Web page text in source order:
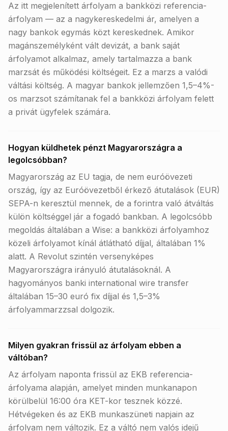
Az itt megjelenített árfolyam a bankközi referencia-
árfolyam — az a nagykereskedelmi ár, amelyen a
nagy bankok egymás közt kereskednek. Amikor
magánszemélyként vált devizát, a bank saját
árfolyamot alkalmaz, amely tartalmazza a bank
marzsát és működési költségeit. Ez a marzs a valódi
váltási költség. A magyar bankok jellemzően 1,5–4%-
os marzsot számítanak fel a bankközi árfolyam felett
a privát ügyfelek számára.
Hogyan küldhetek pénzt Magyarországra a
legolcsóbban?
Magyarország az EU tagja, de nem euróövezeti
ország, így az Euróövezetből érkező átutalások (EUR)
SEPA-n keresztül mennek, de a forintra való átváltás
külön költséggel jár a fogadó bankban. A legolcsóbb
megoldás általában a Wise: a bankközi árfolyamhoz
közeli árfolyamot kínál átlátható díjjal, általában 1%
alatt. A Revolut szintén versenyképes
Magyarországra irányuló átutalásoknál. A
hagyományos banki international wire transfer
általában 15–30 euró fix díjjal és 1,5–3%
árfolyammarzzsal dolgozik.
Milyen gyakran frissül az árfolyam ebben a
váltóban?
Az árfolyam naponta frissül az EKB referencia-
árfolyama alapján, amelyet minden munkanapon
körülbelül 16:00 óra KET-kor tesznek közzé.
Hétvégeken és az EKB munkaszüneti napjain az
árfolyam nem változik. Ez a váltó nem valós idejű